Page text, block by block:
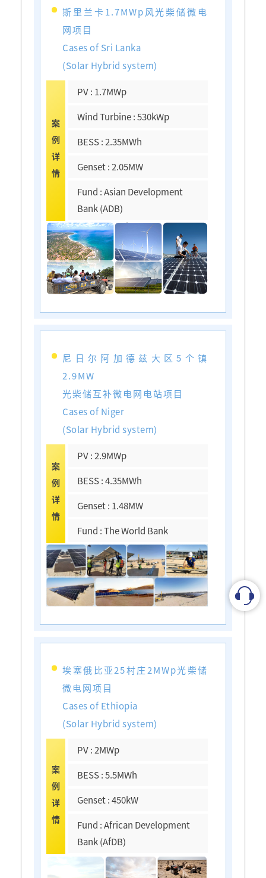
斯里兰卡1.7MWp风光柴储微电
网项目
Cases of Sri Lanka
(Solar Hybrid system)
案
例
详
情
PV : 1.7MWp
Wind Turbine : 530kWp
BESS : 2.35MWh
Genset : 2.05MW
Fund : Asian Development
Bank (ADB)
尼日尔阿加德兹大区5个镇
2.9MW
光柴储互补微电网电站项目
Cases of Niger
(Solar Hybrid system)
案
例
详
情
PV : 2.9MWp
BESS : 4.35MWh
Genset : 1.48MW
Fund : The World Bank
埃塞俄比亚25村庄2MWp光柴储
微电网项目
Cases of Ethiopia
(Solar Hybrid system)
案
例
详
情
PV : 2MWp
BESS : 5.5MWh
Genset : 450kW
Fund : African Development
Bank (AfDB)